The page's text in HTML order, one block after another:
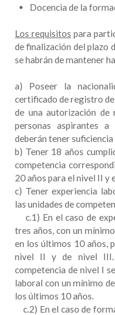
Docencia de la
Los requisitos para
de finalización del plazo
se habrán de mantener
a) Poseer la
certificado de registro
de una autorización de
personas aspirantes
deberán tener
b) Tener 18 años
competencia
20 años para el nivel II y
c) Tener experiencia
las unidades de
c.1) En el caso de
tres años, con un
en los últimos 10 años,
nivel II y de nivel III.
competencia de nivel I
laboral con un mínimo
los últimos 10 años.
c.2) En el caso de